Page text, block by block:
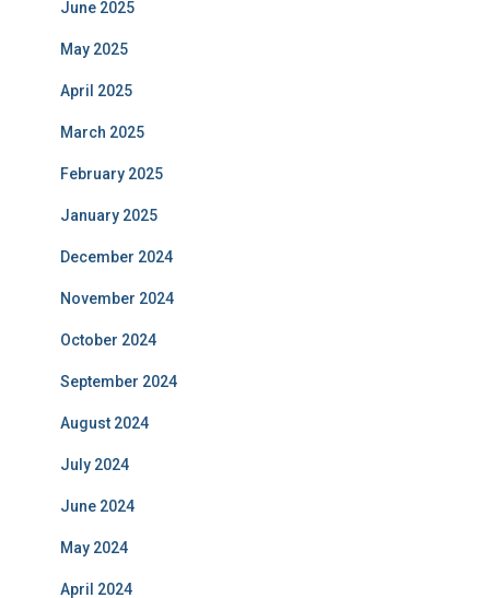
June 2025
May 2025
April 2025
March 2025
February 2025
January 2025
December 2024
November 2024
October 2024
September 2024
August 2024
July 2024
June 2024
May 2024
April 2024